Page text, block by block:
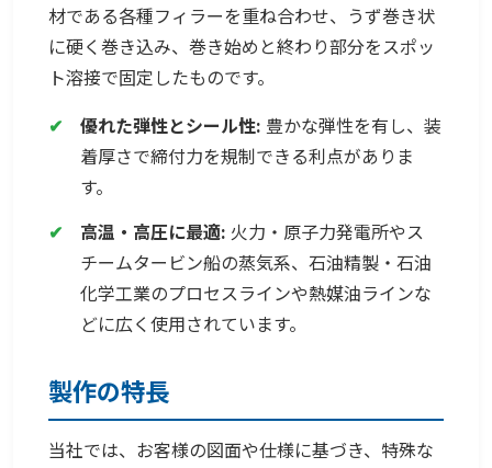
材である各種フィラーを重ね合わせ、うず巻き状
に硬く巻き込み、巻き始めと終わり部分をスポッ
ト溶接で固定したものです。
✔
優れた弾性とシール性: 豊かな弾性を有し、装
着厚さで締付力を規制できる利点がありま
す。
✔
高温・高圧に最適: 火力・原子力発電所やス
チームタービン船の蒸気系、石油精製・石油
化学工業のプロセスラインや熱媒油ラインな
どに広く使用されています。
製作の特長
当社では、お客様の図面や仕様に基づき、特殊な